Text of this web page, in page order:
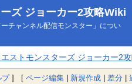
ズ ジョーカー2攻略Wiki
チャンネル配信モンスター」につい
エストモンスターズ ジョーカー2
プ] [ ページ編集 | 新規作成 | 差分 |